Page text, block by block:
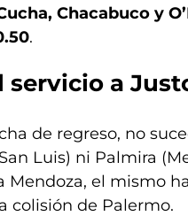
Chacabuco y
.
servicio a
de regreso, no
Luis) ni Palmira
Mendoza, el mismo
colisión de Palermo.